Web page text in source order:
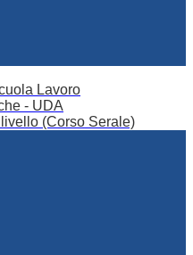
Lavoro
- UDA
(Corso Serale)